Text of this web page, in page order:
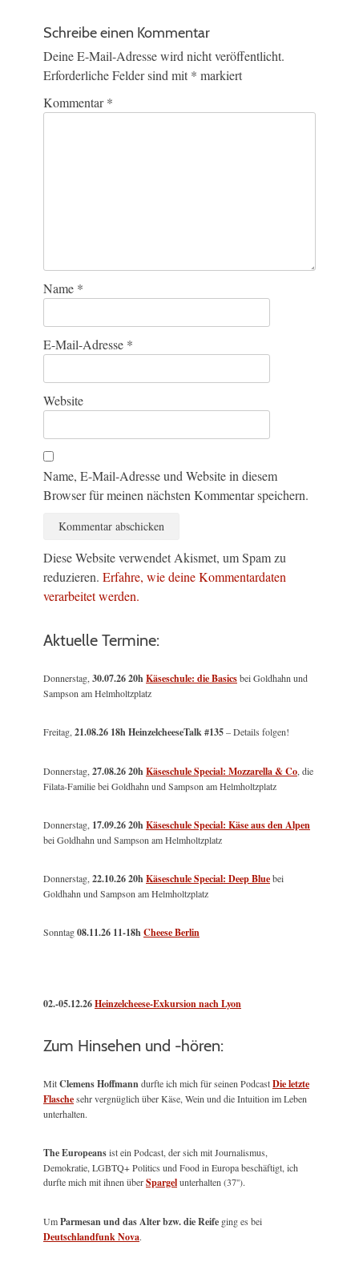
Schreibe einen Kommentar
Deine E-Mail-Adresse wird nicht veröffentlicht.
Erforderliche Felder sind mit * markiert
Kommentar*
Name *
E-Mail-Adresse *
Website
Name, E-Mail-Adresse und Website in diesem
Browser für meinen nächsten Kommentar speichern.
Diese Website verwendet Akismet, um Spam zu
reduzieren. Erfahre, wie deine Kommentardaten
verarbeitet werden.
Aktuelle Termine:
Donnerstag,30.07.26 20hKäseschule: die Basicsbei Goldhahn und
Sampson am Helmholtzplatz
Freitag,21.08.26 18h HeinzelcheeseTalk #135– Details folgen!
Donnerstag,27.08.26 20hKäseschule Special: Mozzarella & Co, die
Filata-Familie bei Goldhahn und Sampson am Helmholtzplatz
Donnerstag, 17.09.26 20hKäseschule Special: Käse aus den Alpen
bei Goldhahn und Sampson am Helmholtzplatz
Donnerstag,22.10.26 20hKäseschule Special: Deep Bluebei
Goldhahn und Sampson am Helmholtzplatz
Sonntag08.11.26 11-18hCheese Berlin
02.-05.12.26Heinzelcheese-Exkursion nach Lyon
Zum Hinsehen und -hören:
MitClemens Hoffmanndurfte ich mich für seinen PodcastDie letzte
Flaschesehr vergnüglich über Käse, Wein und die Intuition im Leben
unterhalten.
The Europeansist ein Podcast, der sich mit Journalismus,
Demokratie, LGBTQ+ Politics und Food in Europa beschäftigt, ich
durfte mich mit ihnen überSpargelunterhalten (37'').
UmParmesan und das Alter bzw. die Reife ging es bei
Deutschlandfunk Nova.